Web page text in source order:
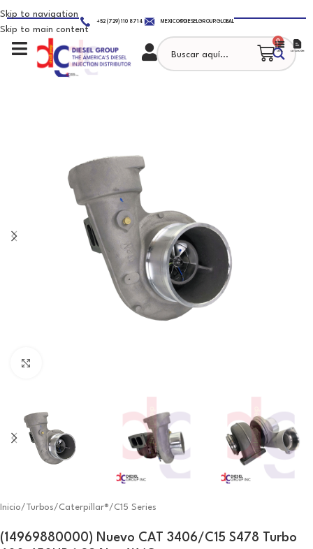
Skip to navigation
Skip to main content
+52 (729) 110 8714 MEXICO@DIESELGROUP.GLOBAL
0
Inicio/ Turbos/ Caterpillar®/ C15 Series
(14969880000) Nuevo CAT 3406/C15 S478 Turbo